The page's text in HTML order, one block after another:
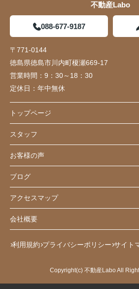
不動産Labo
088-677-9187
〒771-0144
徳島県徳島市川内町榎瀬669-17
営業時間： 9：30～18：30
定休日： 年中無休
トップページ
スタッフ
お客様の声
ブログ
アクセスマップ
会社概要
利用規約 プライバシーポリシー サイト
Copyright(c) 不動産Labo All